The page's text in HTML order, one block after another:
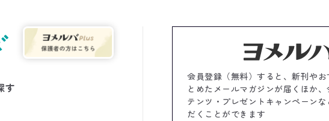
す
会員登録（無料）すると、新刊や
とめたメールマガジンが届くほか
テンツ・プレゼントキャンペーン
だくことができます